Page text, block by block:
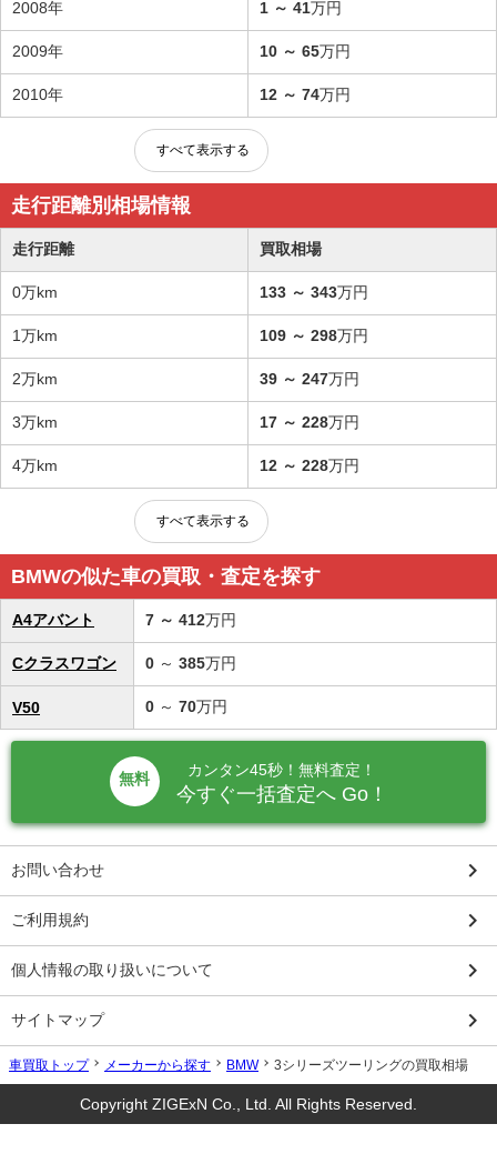
2008年 1 ～ 41万円
2009年 10 ～ 65万円
2010年 12 ～ 74万円
すべて表示する
走行距離別相場情報
走行距離 買取相場
0万km 133 ～ 343万円
1万km 109 ～ 298万円
2万km 39 ～ 247万円
3万km 17 ～ 228万円
4万km 12 ～ 228万円
すべて表示する
BMWの似た車の買取・査定を探す
A4アバント 7 ～ 412万円
Cクラスワゴン 0 ～ 385万円
V50 0 ～ 70万円
無料
カンタン45秒！無料査定！
今すぐ一括査定へ Go！
お問い合わせ keyboard_arrow_right
ご利用規約 keyboard_arrow_right
個人情報の取り扱いについて keyboard_arrow_right
サイトマップ keyboard_arrow_right
車買取トップ メーカーから探す BMW 3シリーズツーリングの買取相場
Copyright ZIGExN Co., Ltd. All Rights Reserved.